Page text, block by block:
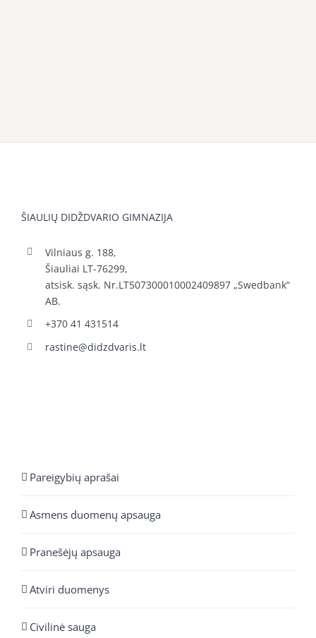
ŠIAULIŲ DIDŽDVARIO GIMNAZIJA
Vilniaus g. 188,
Šiauliai LT-76299,
atsisk. sąsk. Nr.LT507300010002409897 „Swedbank“
AB.
+370 41 431514
rastine@didzdvaris.lt
Pareigybių aprašai
Asmens duomenų apsauga
Pranešėjų apsauga
Atviri duomenys
Civilinė sauga